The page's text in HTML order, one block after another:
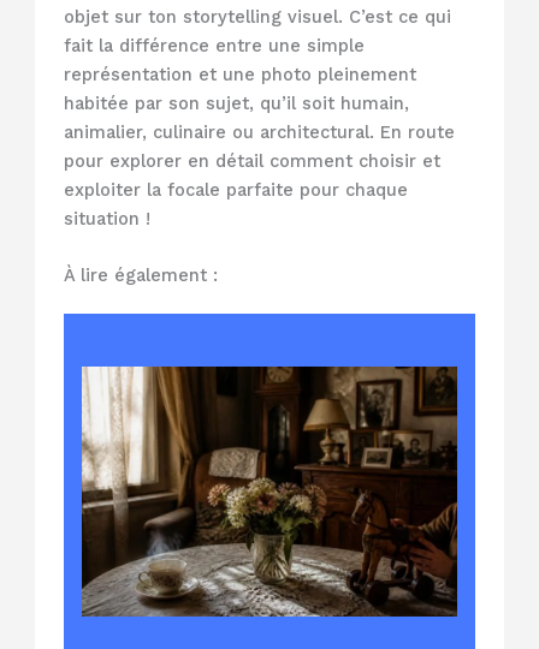
objet sur ton storytelling visuel. C’est ce qui
fait la différence entre une simple
représentation et une photo pleinement
habitée par son sujet, qu’il soit humain,
animalier, culinaire ou architectural. En route
pour explorer en détail comment choisir et
exploiter la focale parfaite pour chaque
situation !
À lire également :